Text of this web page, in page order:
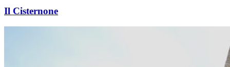
Il Cisternone